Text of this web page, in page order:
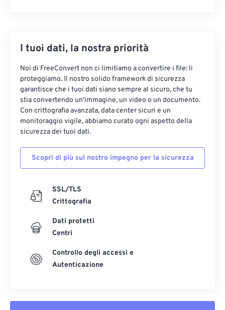
I tuoi dati, la nostra priorità
Noi di FreeConvert non ci limitiamo a convertire i file: li
proteggiamo. Il nostro solido framework di sicurezza
garantisce che i tuoi dati siano sempre al sicuro, che tu
stia convertendo un'immagine, un video o un documento.
Con crittografia avanzata, data center sicuri e un
monitoraggio vigile, abbiamo curato ogni aspetto della
sicurezza dei tuoi dati.
Scopri di più sul nostro impegno per la sicurezza
SSL/TLS
Crittografia
Dati protetti
Centri
Controllo degli accessi e
Autenticazione